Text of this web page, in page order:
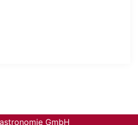
GmbH